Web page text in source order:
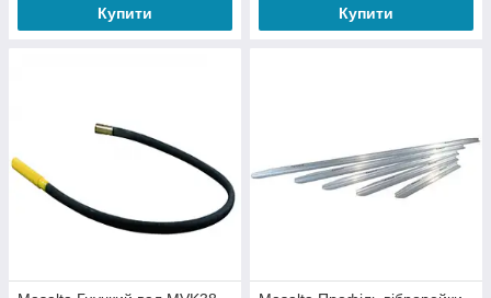
Купити Купити